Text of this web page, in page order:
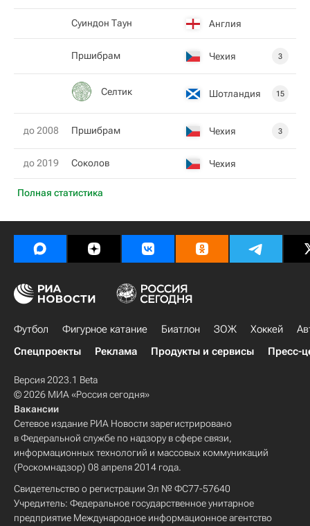
Полная статистика
Суиндон Таун Англия
Пршибрам Чехия 3
Селтик Шотландия 15
до 2008 Пршибрам Чехия 3
до 2019 Соколов Чехия
Футбол Фигурное катание Биатлон ЗОЖ Хоккей
Спецпроекты
Реклама Продукты и сервисы Пресс-
Версия 2023.1 Beta
© 2026 МИА «Россия сегодня»
Вакансии
Сетевое издание РИА Новости зарегистрировано
в Федеральной службе по надзору в сфере связи,
информационных технологий и массовых коммуникаций
(Роскомнадзор) 08 апреля 2014 года.
Свидетельство о регистрации Эл № ФС77-57640
Учредитель: Федеральное государственное унитарное
предприятие Международное информационное агентство